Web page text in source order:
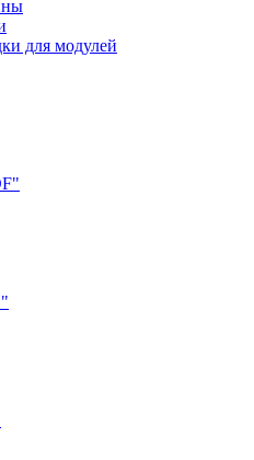
для модулей